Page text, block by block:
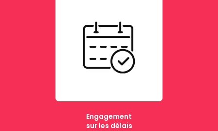
Engagement
sur les délais